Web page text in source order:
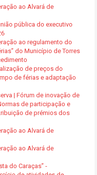
ao Alvará de
pública do executivo
ao regulamento do
do Município de Torres
de preços do
de férias e adaptação
| Fórum de inovação de
de participação e
de prémios dos
ao Alvará de
ao Alvará de
do Caraças” -